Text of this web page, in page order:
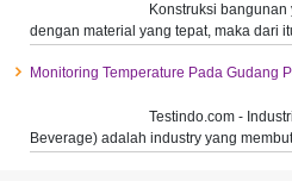
Konstruksi
dengan material yang tepat, maka dari
Monitoring Temperature Pada Gudang
Testindo.com -
Beverage) adalah industry yang